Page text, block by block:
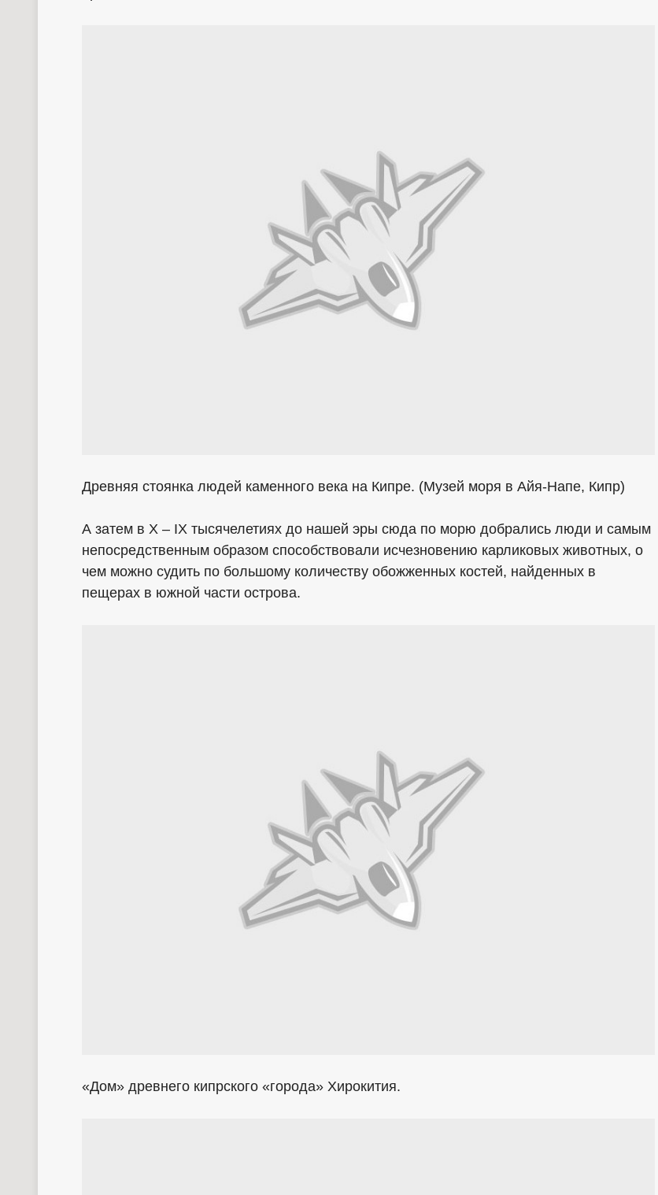
Древняя стоянка людей каменного века на Кипре. (Музей моря в Айя-Напе, Кипр)
А затем в X – IX тысячелетиях до нашей эры сюда по морю добрались люди и самым
непосредственным образом способствовали исчезновению карликовых животных, о
чем можно судить по большому количеству обожженных костей, найденных в
пещерах в южной части острова.
«Дом» древнего кипрского «города» Хирокития.